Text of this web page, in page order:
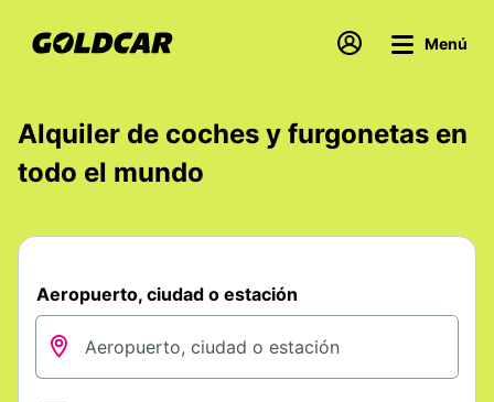
Menú
Alquiler de coches y furgonetas en
todo el mundo
Aeropuerto, ciudad o estación